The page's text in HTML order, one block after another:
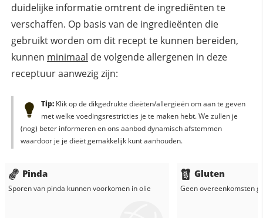
duidelijke informatie omtrent de ingrediënten te
verschaffen. Op basis van de ingredieënten die
gebruikt worden om dit recept te kunnen bereiden,
kunnen minimaal de volgende allergenen in deze
receptuur aanwezig zijn:
Tip:Klik op de dikgedrukte dieëten/allergieën om aan te geven
met welke voedingsrestricties je te maken hebt. We zullen je
(nog) beter informeren en ons aanbod dynamisch afstemmen
waardoor je je dieët gemakkelijk kunt aanhouden.
Pinda
Sporen van pinda kunnen voorkomen inolie
Gluten
Geen overeenkomsten